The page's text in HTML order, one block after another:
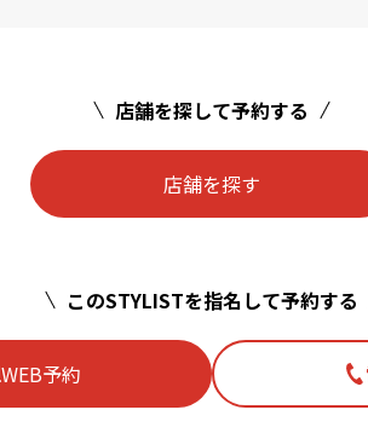
店舗を探して予約する
店舗を探す
このSTYLISTを指名して予約する
WEB予約